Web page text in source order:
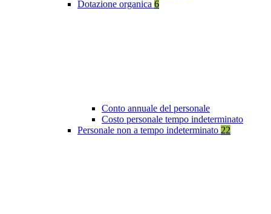
Dotazione organica 6
Conto annuale del personale
Costo personale tempo indeterminato
Personale non a tempo indeterminato 22